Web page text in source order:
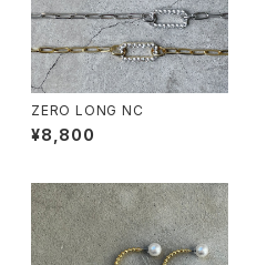
ZERO LONG NC
¥8,800